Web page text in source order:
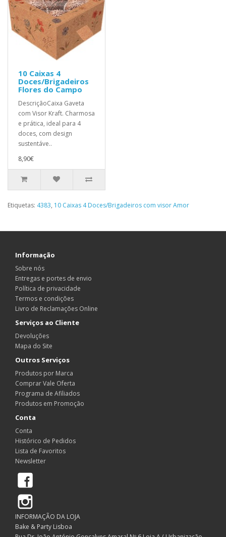
10 Caixas 4
Doces/Brigadeiros
Flores do Campo
DescriçãoCaixa Gaveta
com Visor Kraft. Charmosa
e prática, ideal para 4
doces, com design
sustentáve..
8,90€
Etiquetas: 4383, 10 Caixas 4 Doces/Brigadeiros com visor Amor
Informação
Sobre nós
Entregas e portes de envio
Política de privacidade
Termos e condições
Livro de Reclamações Online
Serviços ao Cliente
Devoluções
Mapa do Site
Outros Serviços
Produtos por Marca
Comprar Vale Oferta
Programa de Afiliados
Produtos em Promoção
Conta
Conta
Histórico de Pedidos
Lista de Favoritos
Newsletter
INFORMAÇÃO DA LOJA
Bake & Party Lisboa